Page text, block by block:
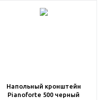
Напольный кронштейн
Pianoforte 500 черный